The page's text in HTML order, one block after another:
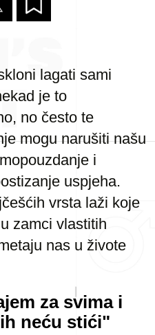
lagati sami
je to
no često te
mogu narušiti našu
i
uspjeha.
vrsta laži koje
zamci vlastitih
nas u živote
za svima i
neću stići"